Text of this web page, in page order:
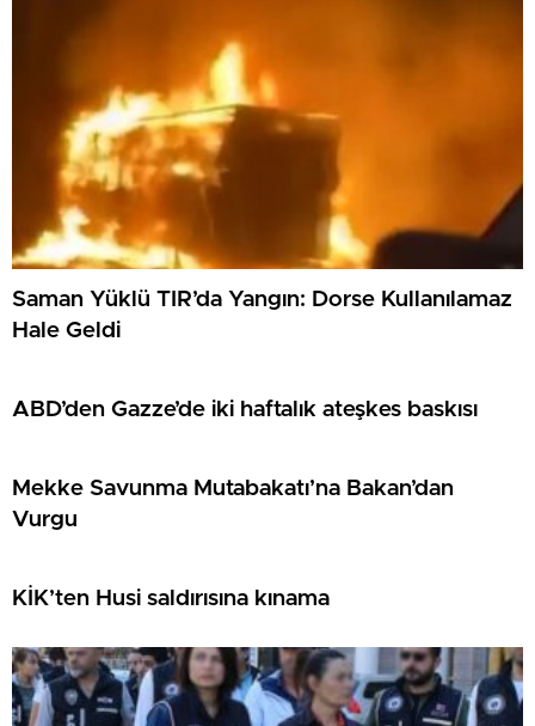
Saman Yüklü TIR’da Yangın: Dorse Kullanılamaz
Hale Geldi
ABD’den Gazze’de iki haftalık ateşkes baskısı
Mekke Savunma Mutabakatı’na Bakan’dan
Vurgu
KİK’ten Husi saldırısına kınama